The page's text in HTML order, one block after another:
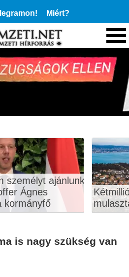
Miért?
személyt ajánlunk
Ágnes
kormányfő
is nagy szükség van